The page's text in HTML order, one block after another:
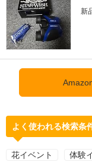
新
よく使われる検索条
花イベント 体験